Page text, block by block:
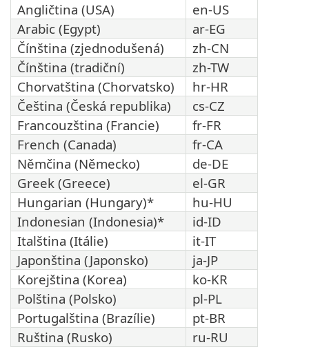
Angličtina (USA)
en-US
Arabic (Egypt)
ar-EG
Čínština (zjednodušená)
zh-CN
Čínština (tradiční)
zh-TW
Chorvatština (Chorvatsko)
hr-HR
Čeština (Česká republika)
cs-CZ
Francouzština (Francie)
fr-FR
French (Canada)
fr-CA
Němčina (Německo)
de-DE
Greek (Greece)
el-GR
Hungarian (Hungary)*
hu-HU
Indonesian (Indonesia)*
id-ID
Italština (Itálie)
it-IT
Japonština (Japonsko)
ja-JP
Korejština (Korea)
ko-KR
Polština (Polsko)
pl-PL
Portugalština (Brazílie)
pt-BR
Ruština (Rusko)
ru-RU